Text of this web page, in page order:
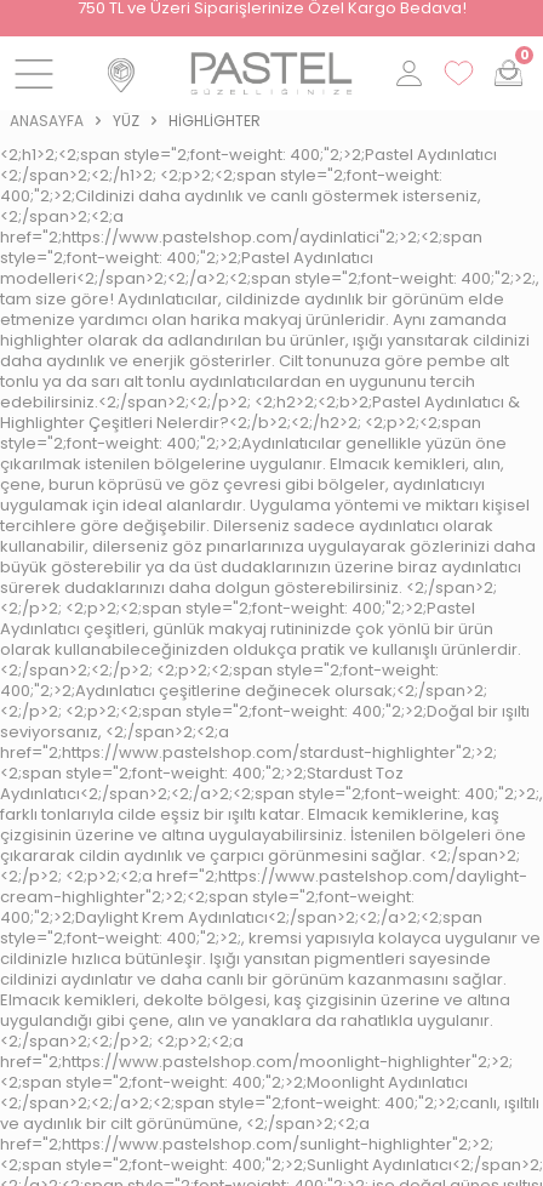
750 TL ve Üzeri Siparişlerinize Özel Kargo Bedava!
0
ANASAYFA YÜZ HIGHLIGHTER
<2;h1>2;<2;span style="2;font-weight: 400;"2;>2;Pastel Aydınlatıcı
<2;/span>2;<2;/h1>2; <2;p>2;<2;span style="2;font-weight:
400;"2;>2;Cildinizi daha aydınlık ve canlı göstermek isterseniz,
<2;/span>2;<2;a
href="2;https://www.pastelshop.com/aydinlatici"2;>2;<2;span
style="2;font-weight: 400;"2;>2;Pastel Aydınlatıcı
modelleri<2;/span>2;<2;/a>2;<2;span style="2;font-weight: 400;"2;>2;,
tam size göre! Aydınlatıcılar, cildinizde aydınlık bir görünüm elde
etmenize yardımcı olan harika makyaj ürünleridir. Aynı zamanda
highlighter olarak da adlandırılan bu ürünler, ışığı yansıtarak cildinizi
daha aydınlık ve enerjik gösterirler. Cilt tonunuza göre pembe alt
tonlu ya da sarı alt tonlu aydınlatıcılardan en uygununu tercih
edebilirsiniz.<2;/span>2;<2;/p>2; <2;h2>2;<2;b>2;Pastel Aydınlatıcı &
Highlighter Çeşitleri Nelerdir?<2;/b>2;<2;/h2>2; <2;p>2;<2;span
style="2;font-weight: 400;"2;>2;Aydınlatıcılar genellikle yüzün öne
çıkarılmak istenilen bölgelerine uygulanır. Elmacık kemikleri, alın,
çene, burun köprüsü ve göz çevresi gibi bölgeler, aydınlatıcıyı
uygulamak için ideal alanlardır. Uygulama yöntemi ve miktarı kişisel
tercihlere göre değişebilir. Dilerseniz sadece aydınlatıcı olarak
kullanabilir, dilerseniz göz pınarlarınıza uygulayarak gözlerinizi daha
büyük gösterebilir ya da üst dudaklarınızın üzerine biraz aydınlatıcı
sürerek dudaklarınızı daha dolgun gösterebilirsiniz. <2;/span>2;
<2;/p>2; <2;p>2;<2;span style="2;font-weight: 400;"2;>2;Pastel
Aydınlatıcı çeşitleri, günlük makyaj rutininizde çok yönlü bir ürün
olarak kullanabileceğinizden oldukça pratik ve kullanışlı ürünlerdir.
<2;/span>2;<2;/p>2; <2;p>2;<2;span style="2;font-weight:
400;"2;>2;Aydınlatıcı çeşitlerine değinecek olursak;<2;/span>2;
<2;/p>2; <2;p>2;<2;span style="2;font-weight: 400;"2;>2;Doğal bir ışıltı
seviyorsanız, <2;/span>2;<2;a
href="2;https://www.pastelshop.com/stardust-highlighter"2;>2;
<2;span style="2;font-weight: 400;"2;>2;Stardust Toz
Aydınlatıcı<2;/span>2;<2;/a>2;<2;span style="2;font-weight: 400;"2;>2;,
farklı tonlarıyla cilde eşsiz bir ışıltı katar. Elmacık kemiklerine, kaş
çizgisinin üzerine ve altına uygulayabilirsiniz. İstenilen bölgeleri öne
çıkararak cildin aydınlık ve çarpıcı görünmesini sağlar. <2;/span>2;
<2;/p>2; <2;p>2;<2;a href="2;https://www.pastelshop.com/daylight-
cream-highlighter"2;>2;<2;span style="2;font-weight:
400;"2;>2;Daylight Krem Aydınlatıcı<2;/span>2;<2;/a>2;<2;span
style="2;font-weight: 400;"2;>2;, kremsi yapısıyla kolayca uygulanır ve
cildinizle hızlıca bütünleşir. Işığı yansıtan pigmentleri sayesinde
cildinizi aydınlatır ve daha canlı bir görünüm kazanmasını sağlar.
Elmacık kemikleri, dekolte bölgesi, kaş çizgisinin üzerine ve altına
uygulandığı gibi çene, alın ve yanaklara da rahatlıkla uygulanır.
<2;/span>2;<2;/p>2; <2;p>2;<2;a
href="2;https://www.pastelshop.com/moonlight-highlighter"2;>2;
<2;span style="2;font-weight: 400;"2;>2;Moonlight Aydınlatıcı
<2;/span>2;<2;/a>2;<2;span style="2;font-weight: 400;"2;>2;canlı, ışıltılı
ve aydınlık bir cilt görünümüne, <2;/span>2;<2;a
href="2;https://www.pastelshop.com/sunlight-highlighter"2;>2;
<2;span style="2;font-weight: 400;"2;>2;Sunlight Aydınlatıcı<2;/span>2;